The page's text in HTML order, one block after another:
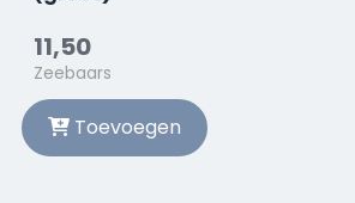
11,50
Zeebaars
Toevoegen